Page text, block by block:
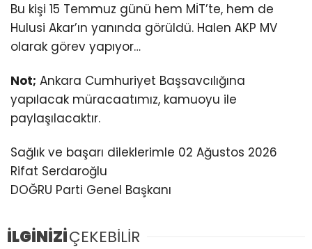
Bu kişi 15 Temmuz günü hem MİT’te, hem de
Hulusi Akar’ın yanında görüldü. Halen AKP MV
olarak görev yapıyor…
Not; Ankara Cumhuriyet Başsavcılığına
yapılacak müracaatımız, kamuoyu ile
paylaşılacaktır.
Sağlık ve başarı dileklerimle 02 Ağustos 2026
Rifat Serdaroğlu
DOĞRU Parti Genel Başkanı
İLGİNİZİÇEKEBİLİR